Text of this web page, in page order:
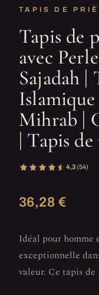
TAPIS DE
Tapis de
avec
Sajadah |
Mihrab |
| Tapis
4,3(54)
36,28 €
Idéal pour homme
exceptionnelle
valeur. Ce tapis